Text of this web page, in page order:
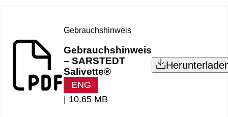
Gebrauchshinweis
Gebrauchshinweis
– SARSTEDT
Salivette®
ENG
10.65 MB